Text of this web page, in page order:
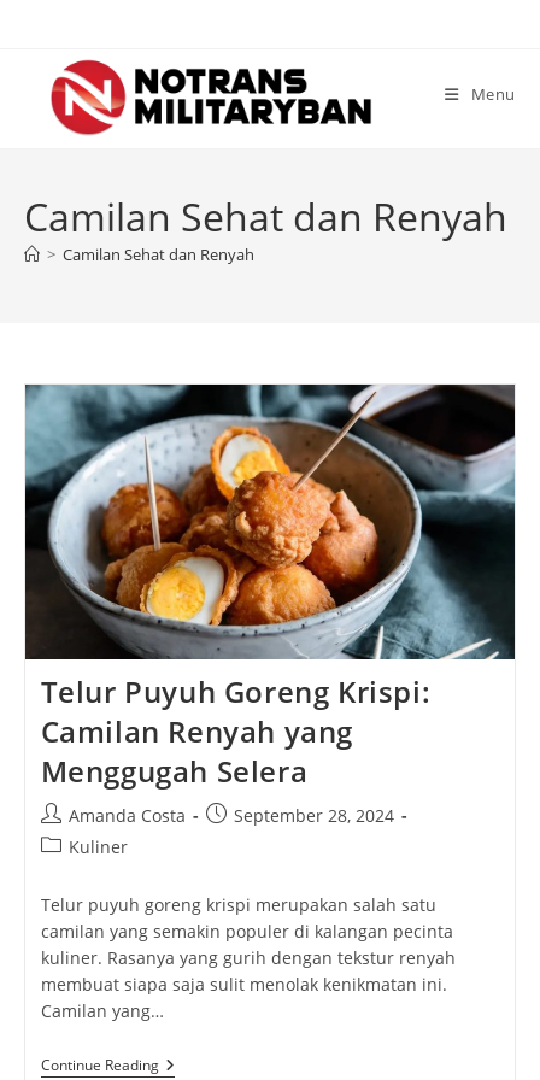
content
Menu
Camilan Sehat dan Renyah
> Camilan Sehat dan Renyah
Telur Puyuh Goreng Krispi:
Camilan Renyah yang
Menggugah Selera
Post
author:
Amanda Costa
PostSeptember 28, 2024
PostKuliner
Telur puyuh goreng krispi merupakan salah satu
camilan yang semakin populer di kalangan pecinta
kuliner. Rasanya yang gurih dengan tekstur renyah
membuat siapa saja sulit menolak kenikmatan ini.
Camilan yang…
Continue ReadingTelur